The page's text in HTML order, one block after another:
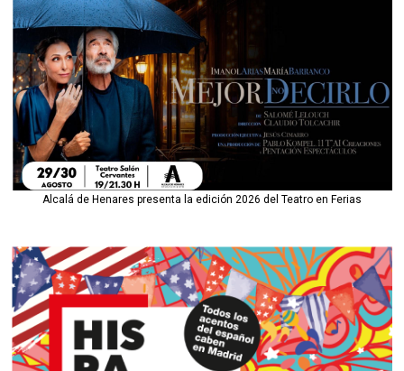
Alcalá de Henares presenta la edición 2026 del Teatro en Ferias